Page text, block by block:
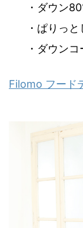
・ダウン
・ぱりっ
・ダウン
Filomo フード